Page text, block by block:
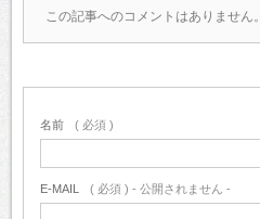
この記事へのコメントはありません。
名前 ( 必須 )
E-MAIL ( 必須 ) - 公開されません -